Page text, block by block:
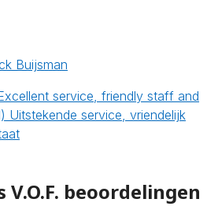
Buijsman
service, friendly staff and
Uitstekende service, vriendelijk
V.O.F. beoordelingen